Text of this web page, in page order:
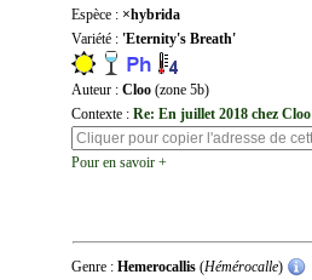
Espèce : ×hybrida
Variété : 'Eternity's Breath'
Auteur : Cloo (zone 5b)
Contexte : Re: En juillet 2018 chez Cloo
Pour en savoir +
Genre : Hemerocallis (Hémérocalle)